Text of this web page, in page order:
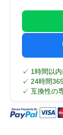
✓ 1時間以
✓ 24時間
✓ 互換性の